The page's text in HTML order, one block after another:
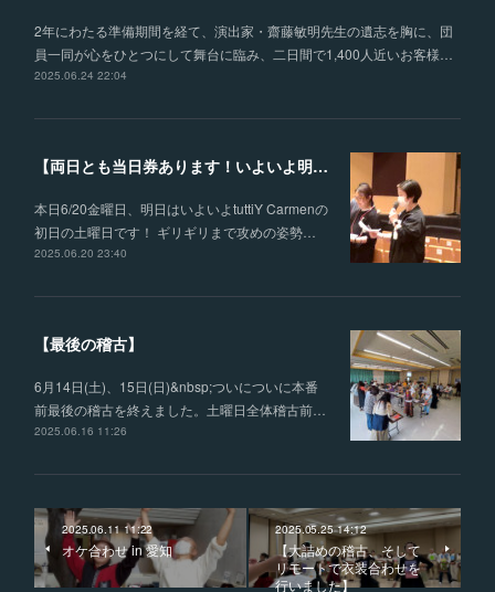
2年にわたる準備期間を経て、演出家・齋藤敏明先生の遺志を胸に、団
員一同が心をひとつにして舞台に臨み、二日間で1,400人近いお客様…
2025.06.24 22:04
【両日とも当日券あります！いよいよ明日！土曜日公演のゲネプロを遂行！】
本日6/20金曜日、明日はいよいよtuttiY Carmenの
初日の土曜日です！ ギリギリまで攻めの姿勢…
2025.06.20 23:40
【最後の稽古】
6月14日(土)、15日(日)&nbsp;ついについに本番
前最後の稽古を終えました。土曜日全体稽古前…
2025.06.16 11:26
2025.06.11 11:22
オケ合わせ in 愛知
2025.05.25 14:12
【大詰めの稽古、そして
リモートで衣装合わせを
行いました】